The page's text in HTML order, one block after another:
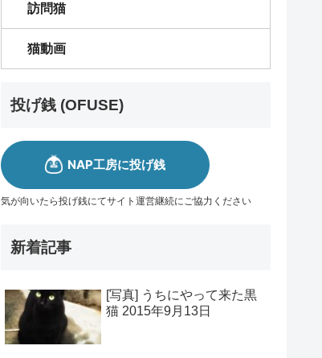
訪問猫
猫動画
投げ銭 (OFUSE)
気が向いたら投げ銭にてサイト運営継続にご協力ください
新着記事
[写真] うちにやって来た黒
猫 2015年9月13日